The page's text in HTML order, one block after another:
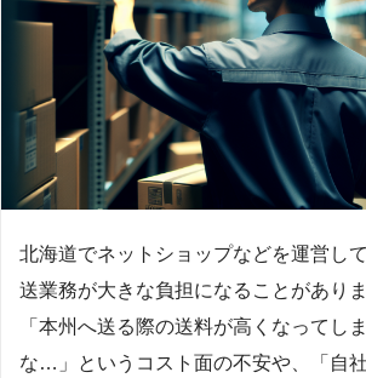
北海道でネットショップなどを運営し
送業務が大きな負担になることがありま
「本州へ送る際の送料が高くなってし
な…」というコスト面の不安や、「自